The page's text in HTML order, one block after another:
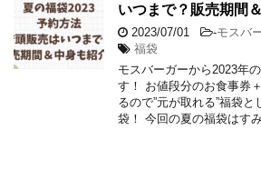
いつまで？販売期間
2023/07/01 -モスバ
福袋
モスバーガーから2023年
す！ お値段分のお食事券
るので”元が取れる”福袋
袋！ 今回の夏の福袋はす